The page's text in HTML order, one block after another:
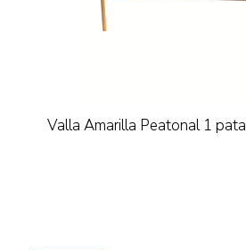
Valla Amarilla Peatonal 1 pata